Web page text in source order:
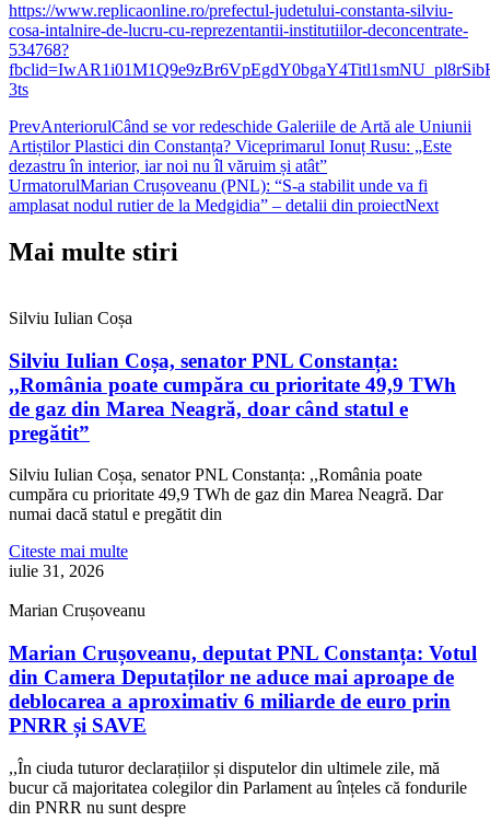
https://www.replicaonline.ro/prefectul-judetului-constanta-silviu-
cosa-intalnire-de-lucru-cu-reprezentantii-institutiilor-deconcentrate-
534768?
3ts
PrevAnteriorulCând se vor redeschide Galeriile de Artă ale Uniunii
Artiștilor Plastici din Constanța? Viceprimarul Ionuț Rusu: „Este
dezastru în interior, iar noi nu îl văruim și atât”
UrmatorulMarian Crușoveanu (PNL): “S-a stabilit unde va fi
amplasat nodul rutier de la Medgidia” – detalii din proiectNext
Mai multe stiri
Silviu Iulian Coșa
Silviu Iulian Coșa, senator PNL Constanța:
,,România poate cumpăra cu prioritate 49,9 TWh
de gaz din Marea Neagră, doar când statul e
pregătit”
Silviu Iulian Coșa, senator PNL Constanța: ,,România poate
cumpăra cu prioritate 49,9 TWh de gaz din Marea Neagră. Dar
numai dacă statul e pregătit din
Citeste mai multe
iulie 31, 2026
Marian Crușoveanu
Marian Crușoveanu, deputat PNL Constanța: Votul
din Camera Deputaților ne aduce mai aproape de
deblocarea a aproximativ 6 miliarde de euro prin
PNRR și SAVE
,,În ciuda tuturor declarațiilor și disputelor din ultimele zile, mă
bucur că majoritatea colegilor din Parlament au înțeles că fondurile
din PNRR nu sunt despre